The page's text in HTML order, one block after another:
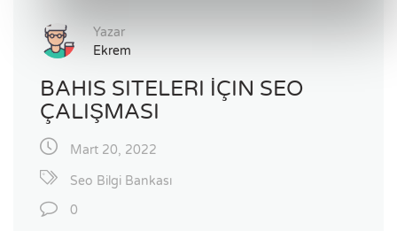
Yazar
Ekrem
BAHIS SITELERI İÇIN SEO
ÇALIŞMASI
Mart 20, 2022
Seo Bilgi Bankası
0